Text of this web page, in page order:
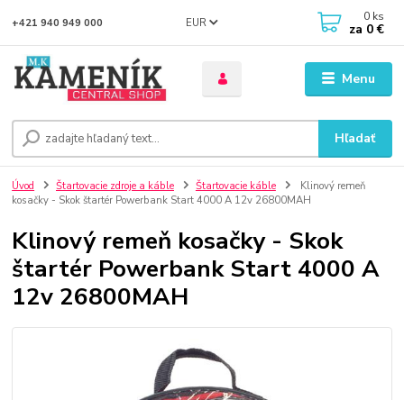
Menu
EUR
Hľadať
+421 940 949 000 0 ks
za 0 €
Úvod Štartovacie zdroje a káble Štartovacie káble
Klinový remeň
kosačky - Skok štartér Powerbank Start 4000 A 12v 26800MAH
Klinový remeň kosačky - Skok
štartér Powerbank Start 4000 A
12v 26800MAH